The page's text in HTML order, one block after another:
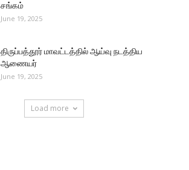
சங்கம்
June 19, 2025
திருப்பத்தூர் மாவட்டத்தில் ஆய்வு நடத்திய
ஆணையர்
June 19, 2025
Load more